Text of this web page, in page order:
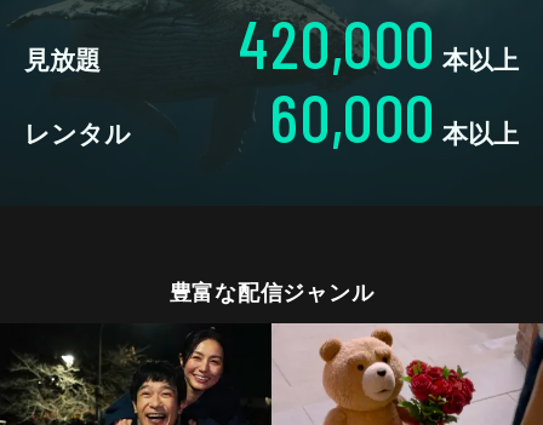
見放題 420,000 本以上
レンタル 60,000 本以上
豊富な配信ジャンル